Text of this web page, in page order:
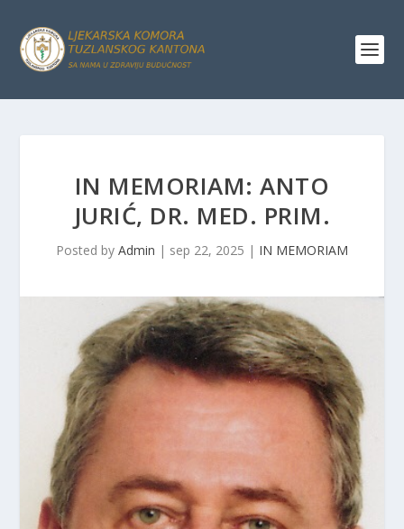
IN MEMORIAM: ANTO
JURIĆ, DR. MED. PRIM.
Posted by Admin | sep 22, 2025 | IN MEMORIAM